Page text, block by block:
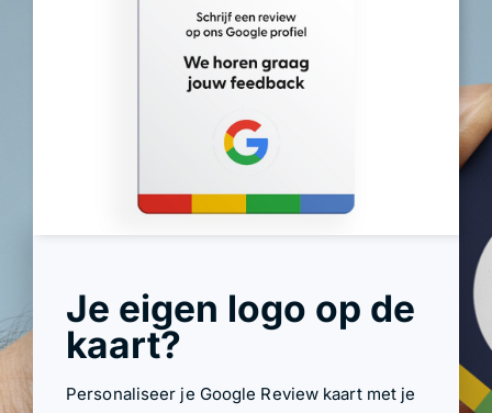
Je eigen logo op de
kaart?
Personaliseer je Google Review kaart met je